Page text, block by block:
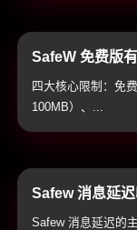
SafeW 免费版
高级版全方位
四大核心限制：免
100MB）、...
Safew 消息延
教程（全平台适
Safew 消息延迟的